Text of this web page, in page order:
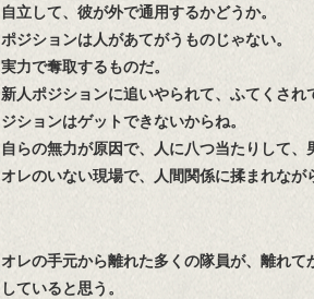
自立して、彼が外で通用するかどうか。
ポジションは人があてがうものじゃない。
実力で奪取するものだ。
新人ポジションに追いやられて、ふてくさ
ジションはゲットできないからね。
自らの無力が原因で、人に八つ当たりして、
オレのいない現場で、人間関係に揉まれな
オレの手元から離れた多くの隊員が、離れ
していると思う。